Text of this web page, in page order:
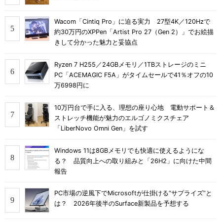
Wacom「Cintiq Pro」に迫る実力 27型4K／120Hzで
約30万円のXPPen「Artist Pro 27（Gen 2）」でお絵描
きして分かった魅力と妥協点
Ryzen 7 H255／24GBメモリ／1TBストレージのミニ
PC「ACEMAGIC F5A」がタイムセールで41％オフの10
万6998円に
10万円台で手に入る、理想の座り心地 電動サポート＆
ストレッチ機能が魅力のエルゴノミクスチェア
「LiberNovo Omni Gen」を試す
Windows 11は8GBメモリでも快適に使えるようにな
る？ 品質向上への取り組みと「26H2」に向けた中間
報告
PC市場の逆風下でMicrosoftが仕掛ける“サプライズ”と
は？ 2026年後半のSurface新製品を予想する